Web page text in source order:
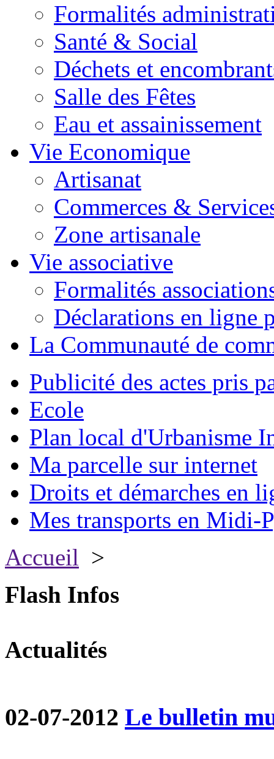
Formalités
Santé & Social
Déchets et
Salle des Fêtes
Eau et assainissement
Vie Economique
Artisanat
Commerces &
Zone artisanale
Vie associative
Formalités
Déclarations en ligne
La Communauté de
Publicité des actes pris
Ecole
Plan local d'Urbanisme
Ma parcelle sur internet
Droits et démarches en
Mes transports en Midi-
Accueil >
Flash Infos
Actualités
02-07-2012 Le bulletin